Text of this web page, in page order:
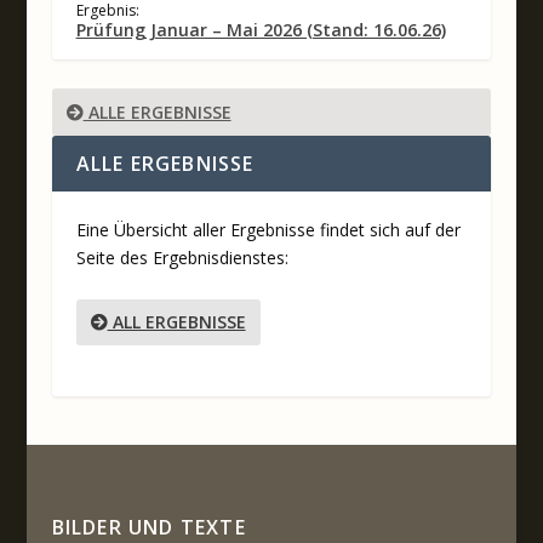
Ergebnis:
Prüfung Januar – Mai 2026 (Stand: 16.06.26)
ALLE ERGEBNISSE
ALLE ERGEBNISSE
Eine Übersicht aller Ergebnisse findet sich auf der
Seite des Ergebnisdienstes:
ALL ERGEBNISSE
BILDER UND TEXTE